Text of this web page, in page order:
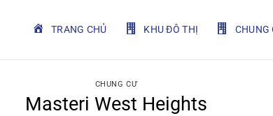
TRANG CHỦ KHU ĐÔ THỊ CHUNG
CHUNG CƯ
Masteri West Heights